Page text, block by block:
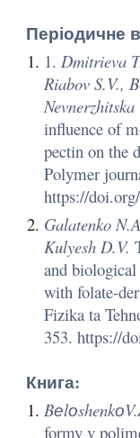
Періодичне
1.Dmitrieva
Riabov S.V.,
influence of
pectin on the
Polymer
https://
Galatenko
Kulyesh D.V.
and
with folate-
Fizika ta
353. https://
Книга:
formy v